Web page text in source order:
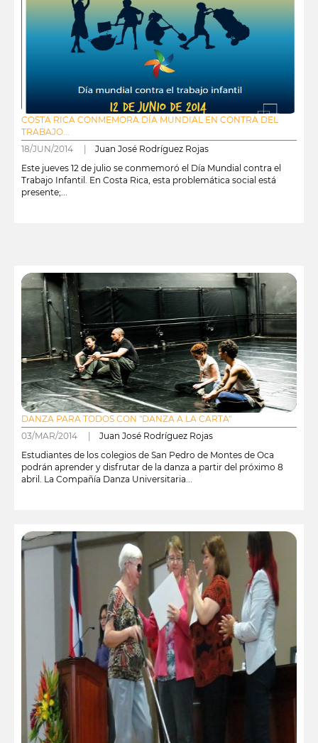
COSTA RICA CONMEMORA DÍA MUNDIAL EN CONTRA DEL
TRABAJO...
18/JUN/2014 | Juan José Rodríguez Rojas
Este jueves 12 de julio se conmemoró el Día Mundial contra el
Trabajo Infantil. En Costa Rica, esta problemática social está
presente;...
DANZA PARA TODOS CON "DANZA A LA CARTA"
03/MAR/2014 | Juan José Rodríguez Rojas
Estudiantes de los colegios de San Pedro de Montes de Oca
podrán aprender y disfrutar de la danza a partir del próximo 8
abril. La Compañía Danza Universitaria...